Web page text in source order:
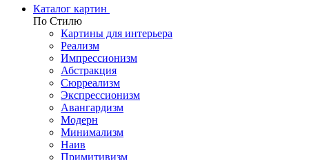
Каталог картин
По Стилю
Картины для интерьера
Реализм
Импрессионизм
Абстракция
Сюрреализм
Экспрессионизм
Авангардизм
Модерн
Минимализм
Наив
Примитивизм